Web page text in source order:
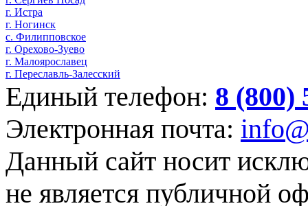
г. Истра
г. Ногинск
с. Филипповское
г. Орехово-Зуево
г. Малоярославец
г. Переславль-Залесский
Единый телефон: 8 (800)
Электронная почта:
Данный сайт носит
не является публичной